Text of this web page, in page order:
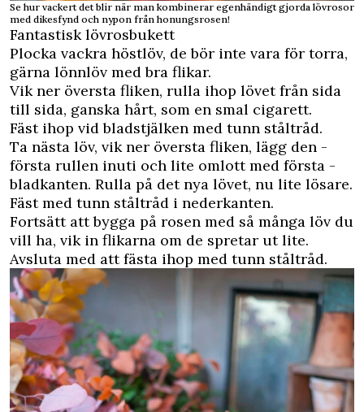
Se hur vackert det blir när man kombinerar egenhändigt gjorda lövrosor
med dikesfynd och nypon från honungsrosen!
Fantastisk lövrosbukett
Plocka vackra höstlöv, de bör inte vara för torra,
gärna lönnlöv med bra flikar.
Vik ner översta fliken, rulla ihop lövet från sida
till sida, ganska hårt, som en smal cigarett.
Fäst ihop vid bladstjälken med tunn ­ståltråd.
Ta nästa löv, vik ner översta fliken, lägg den ­
första rullen inuti och lite omlott med första ­
bladkanten. Rulla på det nya lövet, nu lite lösare.
Fäst med tunn ståltråd i nederkanten.
Fortsätt att bygga på rosen med så många löv du
vill ha, vik in flikarna om de spretar ut lite.
Avsluta med att fästa ihop med tunn ståltråd.